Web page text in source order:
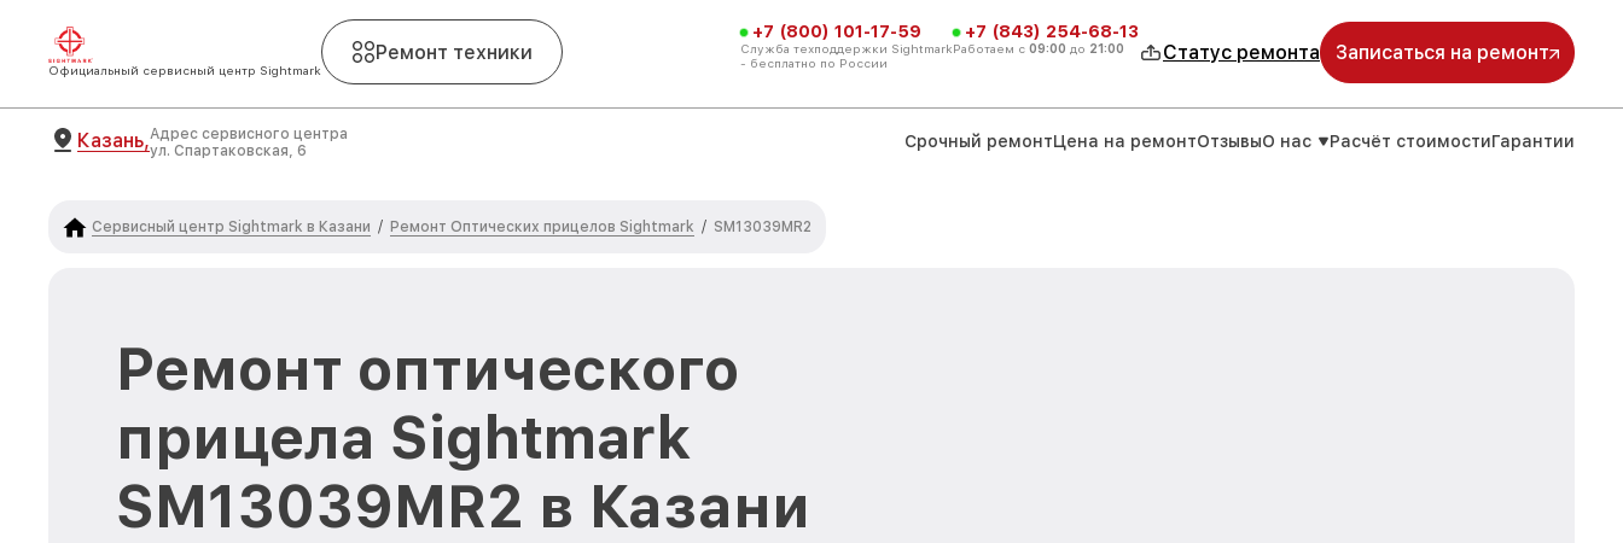
Официальный сервисный центр Sightmark
Ремонт техники
+7 (800) 101-17-59
Служба техподдержки Sightmark
- бесплатно по России
+7 (843) 254-68-13
Работаем с 09:00 до 21:00 Статус ремонта Записаться на ремонт
Казань,Адрес сервисного центра
ул. Спартаковская, 6
Срочный ремонтЦена на ремонтОтзывыО нас Расчёт стоимостиГарантии
Сервисный центр Sightmark в Казани / Ремонт Оптических прицелов Sightmark / SM13039MR2
Ремонт оптического
прицела Sightmark
SM13039MR2 в Казани